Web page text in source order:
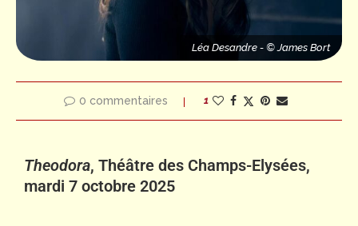
Léa Desandre - © James Bort
Thomas
0 commentaires 1
Theodora, Théâtre des Champs-Elysées,
mardi 7 octobre 2025